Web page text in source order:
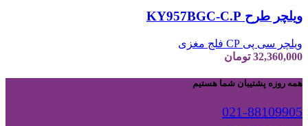
ویلچر طرح KY957BGC-C.P
ویلچر سی پی CP فلج مغزی
32,360,000 تومان
همه روزه پشتیبان شما هستیم
021-88109905